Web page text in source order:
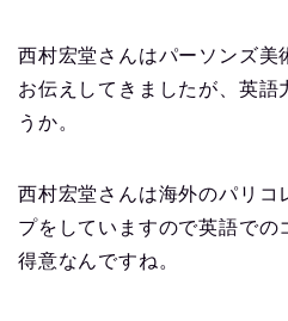
西村宏堂さんはパーソンズ美
お伝えしてきましたが、英語
うか。
西村宏堂さんは海外のパリコ
プをしていますので英語での
得意なんですね。